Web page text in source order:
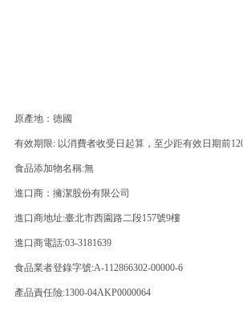
原產地：德國
有效期限: 以消費者收受日起算，至少距有效日期前
食品添加物名稱:無
進口商：擁潔股份有限公司
進口商地址:臺北市西園路二段157號9樓
進口商電話:03-3181639
食品業者登錄字號:A-112866302-00000-6
產品責任險:1300-04AKP0000064